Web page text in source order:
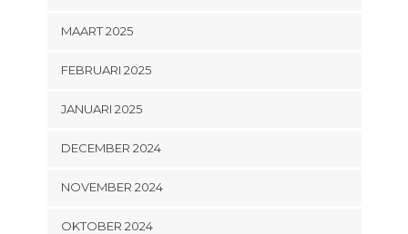
MAART 2025
FEBRUARI 2025
JANUARI 2025
DECEMBER 2024
NOVEMBER 2024
OKTOBER 2024